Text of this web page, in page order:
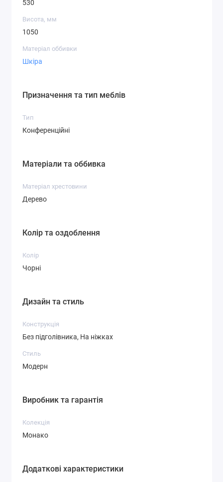
530
Висота, мм
1050
Матеріал оббивки
Шкіра
Призначення та тип меблів
Тип
Конференційні
Матеріали та оббивка
Матеріал хрестовини
Дерево
Колір та оздоблення
Колір
Чорні
Дизайн та стиль
Конструкція
Без підголівника, На ніжках
Стиль
Модерн
Виробник та гарантія
Колекція
Монако
Додаткові характеристики